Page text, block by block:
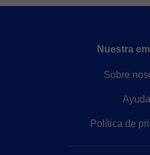
Nuestra
Sobre
Ayuda
Política de